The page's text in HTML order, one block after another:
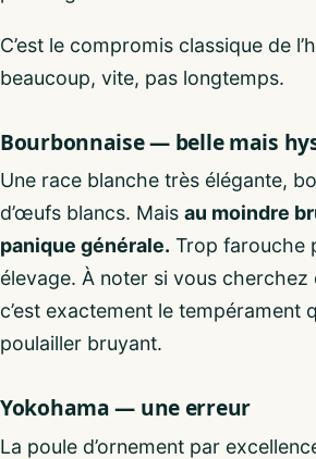
C’est le compromis classique de
beaucoup, vite, pas longtemps.
Bourbonnaise — belle mais
Une race blanche très élégante,
d’œufs blancs. Mais au moindre
panique générale. Trop farouche
élevage. À noter si vous cherchez
c’est exactement le tempérament
poulailler bruyant.
Yokohama — une erreur
La poule d’ornement par